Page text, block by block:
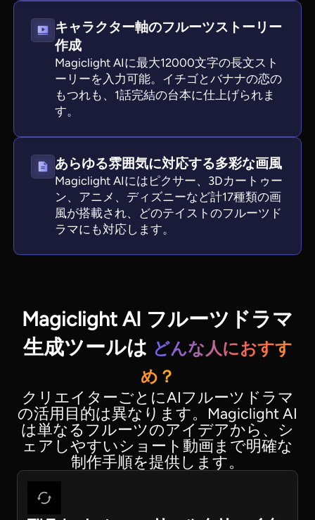
キャラクター軸のフルーツストーリー
作成
Magiclight AIに最大12000文字の長文スト
ーリーを入力可能。イチゴとバナナの恋の
もつれも、1話完結の台本に仕上げられま
す。
あらゆる雰囲気に対応する多彩な画風
Magiclight AIにはピクサー、3Dカートゥー
ン、アニメ、ディズニーなど計17種類の画
風が搭載され、どのテイストのフルーツド
ラマにも対応します。
Magiclight AI フルーツドラマ
生成ツールは どんな人におすす
め？
クリエイターごとにAIフルーツドラマ
の活用目的は異なります。Magiclight AI
は単なるフルーツのアイデアから、シ
ェアしやすいショート動画まで明確な
制作手順を提供します。